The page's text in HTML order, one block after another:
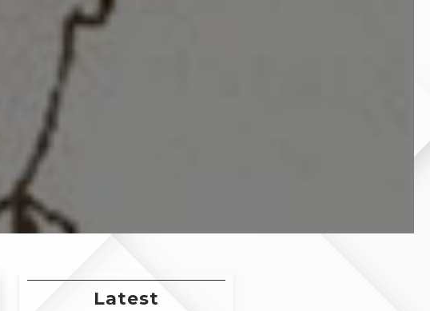
Latest